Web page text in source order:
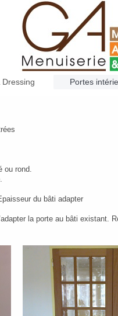
Dressing Portes
ou rond.
du bâti adapter
la porte au bâti existant.